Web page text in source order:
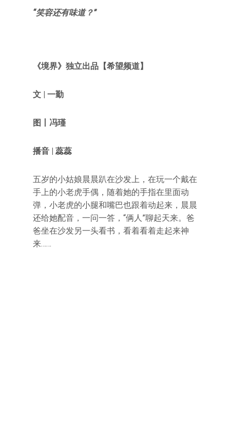
“笑容还有味道？”
《境界》 独立出品【希望频道】
文 | 一勤
图丨冯瑾
播音 | 蕊蕊
五岁的小姑娘晨晨趴在沙发上，在玩一个戴在
手上的小老虎手偶，随着她的手指在里面动
弹，小老虎的小腿和嘴巴也跟着动起来，晨晨
还给她配音，一问一答，“俩人”聊起天来。爸
爸坐在沙发另一头看书，看着看着走起来神
来……